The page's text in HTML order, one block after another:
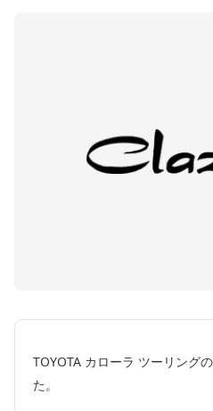
TOYOTA カローラ ツーリング
た。